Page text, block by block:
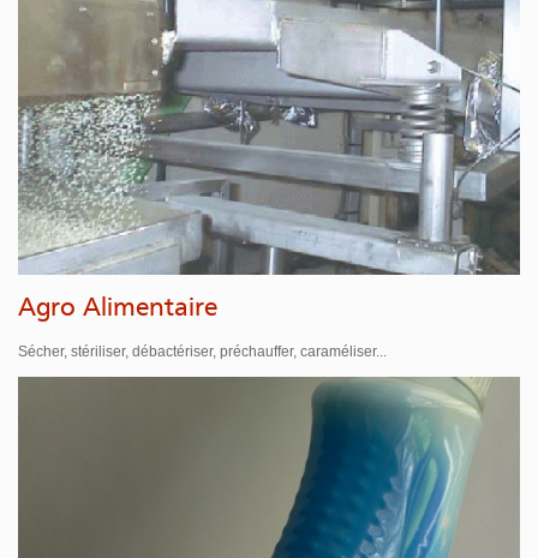
Agro Alimentaire
Sécher, stériliser, débactériser, préchauffer, caraméliser...